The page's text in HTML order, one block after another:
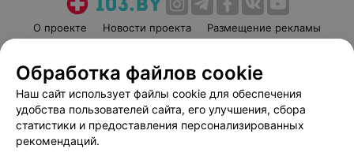
О проекте Новости проекта
Размещение рекламы
Пользовательское соглашение
Способы оплаты
Вакансии
Партнеры
Написать руководителю 103.by
Обработка файлов cookie
Наш сайт использует файлы cookie для обеспечения
удобства пользователей сайта, его улучшения, сбора
статистики и предоставления персонализированных
рекомендаций.